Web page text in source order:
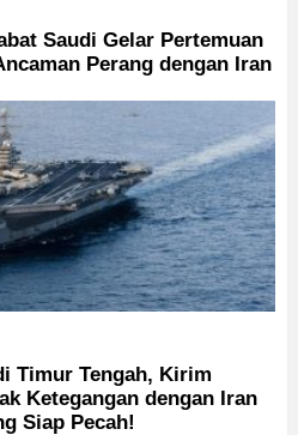
Saudi Gelar Pertemuan
Perang dengan Iran
Timur Tengah, Kirim
Ketegangan dengan Iran
Siap Pecah!